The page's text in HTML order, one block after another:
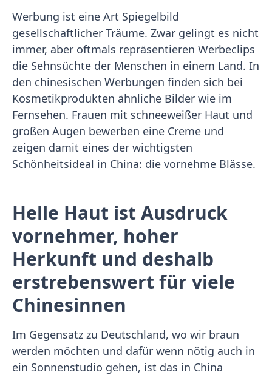
Werbung ist eine Art Spiegelbild
gesellschaftlicher Träume. Zwar gelingt es nicht
immer, aber oftmals repräsentieren Werbeclips
die Sehnsüchte der Menschen in einem Land. In
den chinesischen Werbungen finden sich bei
Kosmetikprodukten ähnliche Bilder wie im
Fernsehen. Frauen mit schneeweißer Haut und
großen Augen bewerben eine Creme und
zeigen damit eines der wichtigsten
Schönheitsideal in China: die vornehme Blässe.
Helle Haut ist Ausdruck
vornehmer, hoher
Herkunft und deshalb
erstrebenswert für viele
Chinesinnen
Im Gegensatz zu Deutschland, wo wir braun
werden möchten und dafür wenn nötig auch in
ein Sonnenstudio gehen, ist das in China